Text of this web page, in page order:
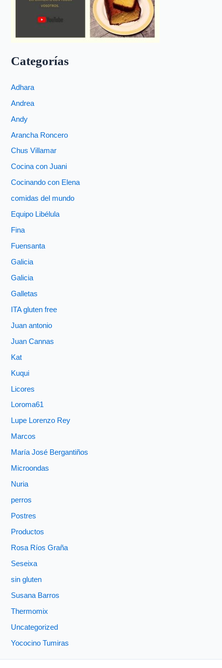
Categorías
Adhara
Andrea
Andy
Arancha Roncero
Chus Villamar
Cocina con Juani
Cocinando con Elena
comidas del mundo
Equipo Libélula
Fina
Fuensanta
Galicia
Galicia
Galletas
ITA gluten free
Juan antonio
Juan Cannas
Kat
Kuqui
Licores
Loroma61
Lupe Lorenzo Rey
Marcos
María José Bergantiños
Microondas
Nuria
perros
Postres
Productos
Rosa Ríos Graña
Seseixa
sin gluten
Susana Barros
Thermomix
Uncategorized
Yococino Tumiras